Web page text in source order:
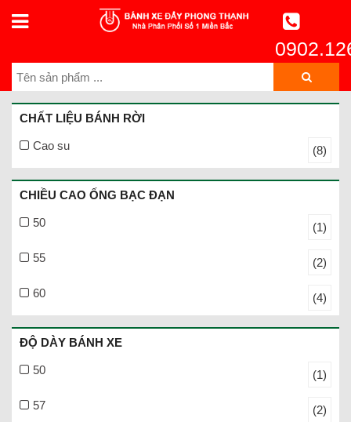
CHẤT LIỆU BÁNH RỜI
Cao su (8)
CHIỀU CAO ỐNG BẠC ĐẠN
50 (1)
55 (2)
60 (4)
ĐỘ DÀY BÁNH XE
50 (1)
57 (2)